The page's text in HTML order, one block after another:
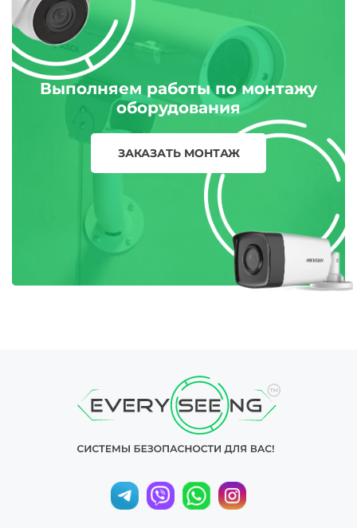
Выполняем работы по монтажу
оборудования
ЗАКАЗАТЬ МОНТАЖ